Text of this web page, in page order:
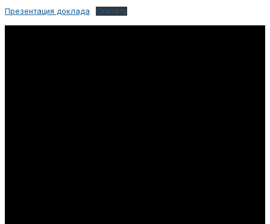
Презентация доклада Скачать